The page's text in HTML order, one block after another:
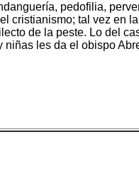
pedofilia,
cristianismo; tal vez en
de la peste. Lo del
les da el obispo